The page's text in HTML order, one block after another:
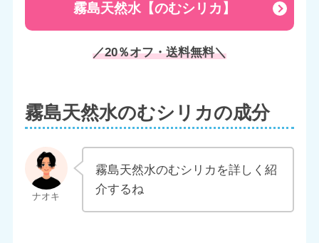
霧島天然水【のむシリカ】
／20％オフ・送料無料＼
霧島天然水のむシリカの成分
霧島天然水のむシリカを詳しく紹
介するね